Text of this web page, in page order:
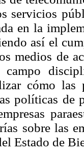
servicios
en la
así el
medios de
cómo
políticas de
sobre las
Estado de